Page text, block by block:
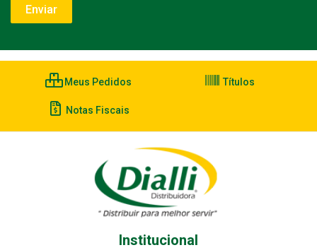
Meus Pedidos Títulos
Notas Fiscais
Institucional